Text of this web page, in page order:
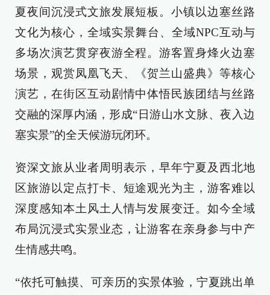
夏夜间沉浸式文旅发展短板。小镇以边塞丝路
文化为核心，全域实景舞台、全域NPC互动与
多场次演艺贯穿夜游全程。游客置身烽火边塞
场景，观赏凤凰飞天、《贺兰山盛典》等核心
演艺，在街区互动剧情中体悟民族团结与丝路
交融的深厚内涵，形成“日游山水文脉、夜入边
塞实景”的全天候游玩闭环。
资深文旅从业者周明表示，早年宁夏及西北地
区旅游以定点打卡、短途观光为主，游客难以
深度感知本土风土人情与发展变迁。如今全域
布局沉浸式实景业态，让游客在亲身参与中产
生情感共鸣。
“依托可触摸、可亲历的实景体验，宁夏跳出单